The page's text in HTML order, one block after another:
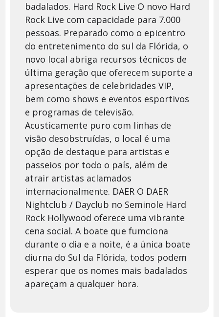
badalados. Hard Rock Live O novo Hard
Rock Live com capacidade para 7.000
pessoas. Preparado como o epicentro
do entretenimento do sul da Flórida, o
novo local abriga recursos técnicos de
última geração que oferecem suporte a
apresentações de celebridades VIP,
bem como shows e eventos esportivos
e programas de televisão.
Acusticamente puro com linhas de
visão desobstruídas, o local é uma
opção de destaque para artistas e
passeios por todo o país, além de
atrair artistas aclamados
internacionalmente. DAER O DAER
Nightclub / Dayclub no Seminole Hard
Rock Hollywood oferece uma vibrante
cena social. A boate que fumciona
durante o dia e a noite, é a única boate
diurna do Sul da Flórida, todos podem
esperar que os nomes mais badalados
apareçam a qualquer hora.